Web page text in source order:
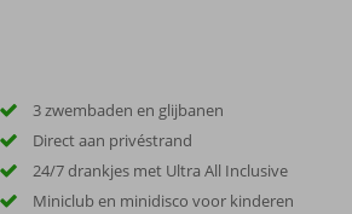
3 zwembaden en glijbanen
Direct aan privéstrand
24/7 drankjes met Ultra All Inclusive
Miniclub en minidisco voor kinderen